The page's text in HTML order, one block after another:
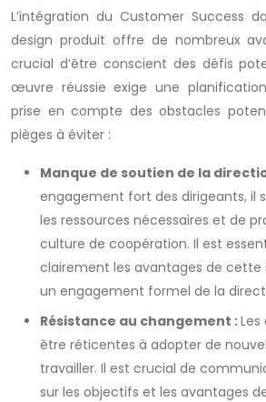
L’intégration du Customer Success
design produit offre de nombreux
crucial d’être conscient des défis
œuvre réussie exige une
prise en compte des obstacles
pièges à éviter :
Manque de soutien de la
engagement fort des dirigeants, il
les ressources nécessaires et de
culture de coopération. Il est
clairement les avantages de cette
un engagement formel de la
Résistance au changement :
être réticentes à adopter de
travailler. Il est crucial de
sur les objectifs et les avantages